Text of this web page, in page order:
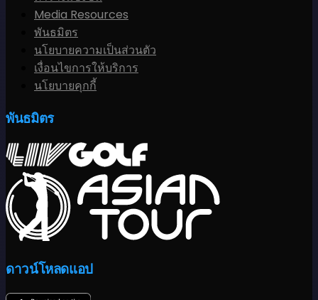
Media Resources
พันธมิตร
นโยบายความเป็นส่วนตัว
เงื่อนไขการให้บริการ
นโยบายคุกกี้
พันธมิตร
ดาวน์โหลดแอป